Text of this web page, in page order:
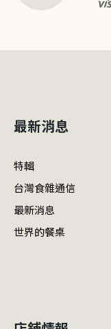
最新消息
特輯
台灣食雜通信
最新消息
世界的餐桌